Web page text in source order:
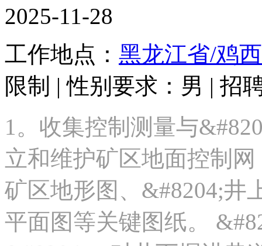
2025-11-28
工作地点： 黑龙江省/鸡
限制 | 性别要求：男 | 招
1。收集控制测量与
立和维护矿区地面控制
矿区地形图、&#8204;井
平面图等关键图纸。